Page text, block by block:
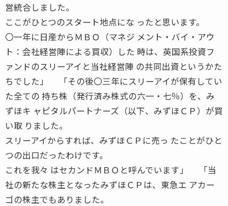
営統合しました。
ここがひとつのスタート地点にな ったと思います。
〇一年に日産からＭＢＯ（マネジ メント・バイ・アウ
ト：会社経営陣による買収）した 時は、英国系投資フ
ァンドのスリーアイと当社経営陣 の共同出資というかた
ちでした」 「その後〇三年にスリーアイが保有してい
た全ての 持ち株（発行済み株式の六一・七％）を、み
ずほキ ャピタルパートナーズ（以下、みずほＣＰ）が買
い取 りました。
スリーアイからすれば、みずほＣＰに売っ たことがひと
つの出口だったわけです。
これを我々 はセカンドＭＢＯと呼んでいます」 「当
社の新たな株主となったみずほＣＰは、東急エ アカー
ゴの株主でもありました。